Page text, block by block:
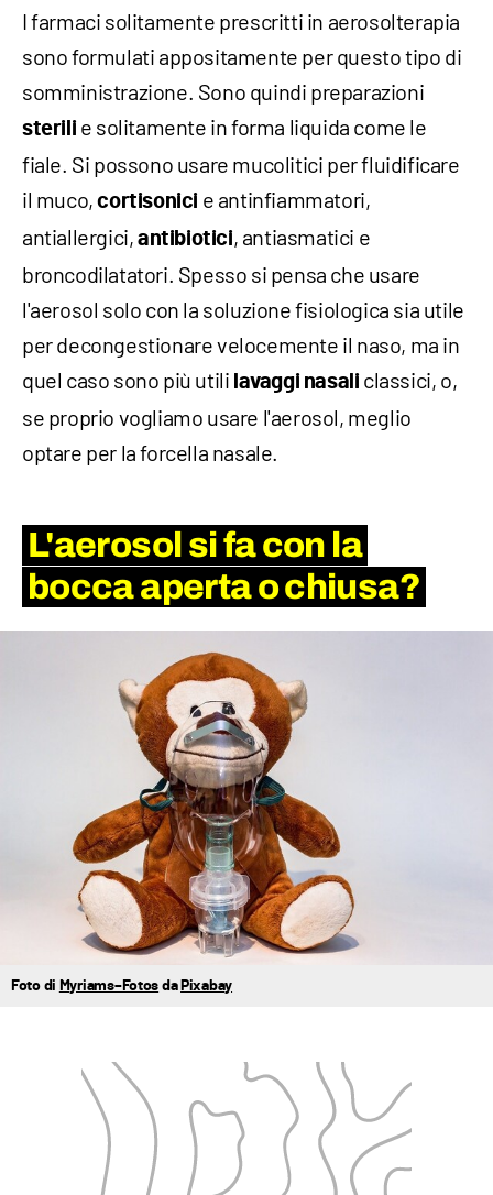
I farmaci solitamente prescritti in aerosolterapia
sono formulati appositamente per questo tipo di
somministrazione. Sono quindi preparazioni
sterili e solitamente in forma liquida come le
fiale. Si possono usare mucolitici per fluidificare
il muco,cortisonici e antinfiammatori,
antiallergici, antibiotici, antiasmatici e
broncodilatatori. Spesso si pensa che usare
l'aerosol solo con la soluzione fisiologica sia utile
per decongestionare velocemente il naso, ma in
quel caso sono più utili lavaggi nasali classici, o,
se proprio vogliamo usare l'aerosol, meglio
optare per la forcella nasale.
L'aerosol si fa con la
bocca aperta o chiusa?
Foto di Myriams–Fotos da Pixabay